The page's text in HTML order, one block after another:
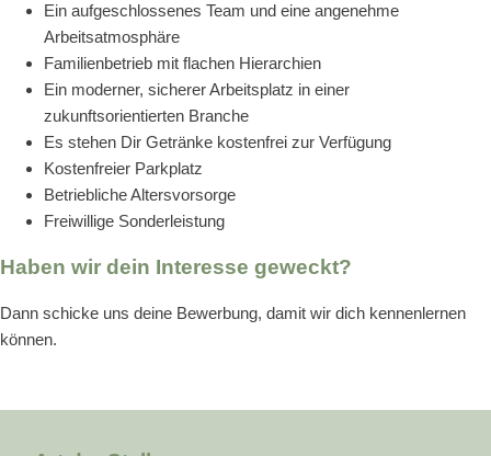
Ein aufgeschlossenes Team und eine angenehme
Arbeitsatmosphäre
Familienbetrieb mit flachen Hierarchien
Ein moderner, sicherer Arbeitsplatz in einer
zukunftsorientierten Branche
Es stehen Dir Getränke kostenfrei zur Verfügung
Kostenfreier Parkplatz
Betriebliche Altersvorsorge
Freiwillige Sonderleistung
Haben wir dein Interesse geweckt?
Dann schicke uns deine Bewerbung, damit wir dich kennenlernen
können.